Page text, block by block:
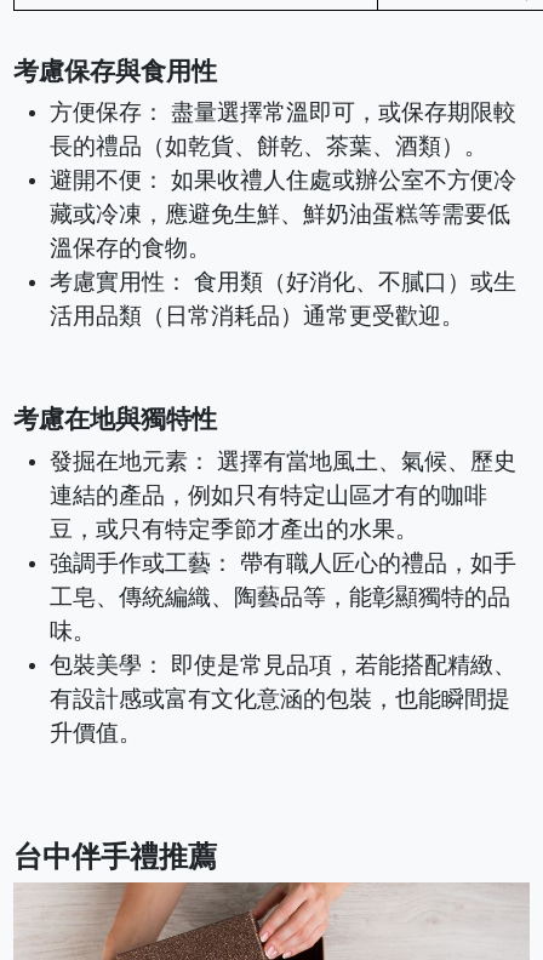
考慮保存與食用性
方便保存： 盡量選擇常溫即可，或保存期限較
長的禮品（如乾貨、餅乾、茶葉、酒類）。
避開不便： 如果收禮人住處或辦公室不方便冷
藏或冷凍，應避免生鮮、鮮奶油蛋糕等需要低
溫保存的食物。
考慮實用性： 食用類（好消化、不膩口）或生
活用品類（日常消耗品）通常更受歡迎。
考慮在地與獨特性
發掘在地元素： 選擇有當地風土、氣候、歷史
連結的產品，例如只有特定山區才有的咖啡
豆，或只有特定季節才產出的水果。
強調手作或工藝： 帶有職人匠心的禮品，如手
工皂、傳統編織、陶藝品等，能彰顯獨特的品
味。
包裝美學： 即使是常見品項，若能搭配精緻、
有設計感或富有文化意涵的包裝，也能瞬間提
升價值。
台中伴手禮推薦